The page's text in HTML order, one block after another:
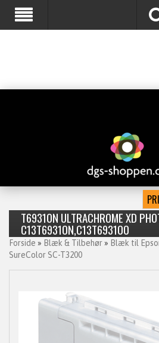
T69310N ULTRACHROME XD
C13T69310N,C13T693100
Forside » Blæk & Tilbehør » Blæk til
SureColor SC-T3200